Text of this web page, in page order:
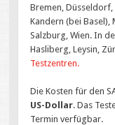
Bremen,
Kandern (bei Basel),
Salzburg, Wien. In
Hasliberg, Leysin,
Testzentren.
Die Kosten für den
US-Dollar. Das
Termin verfügbar.